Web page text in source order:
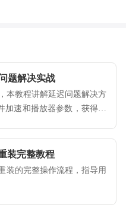
题解决实战
本教程讲解延迟问题解决方
速和播放器参数，获得平
装完整教程
装的完整操作流程，指导用